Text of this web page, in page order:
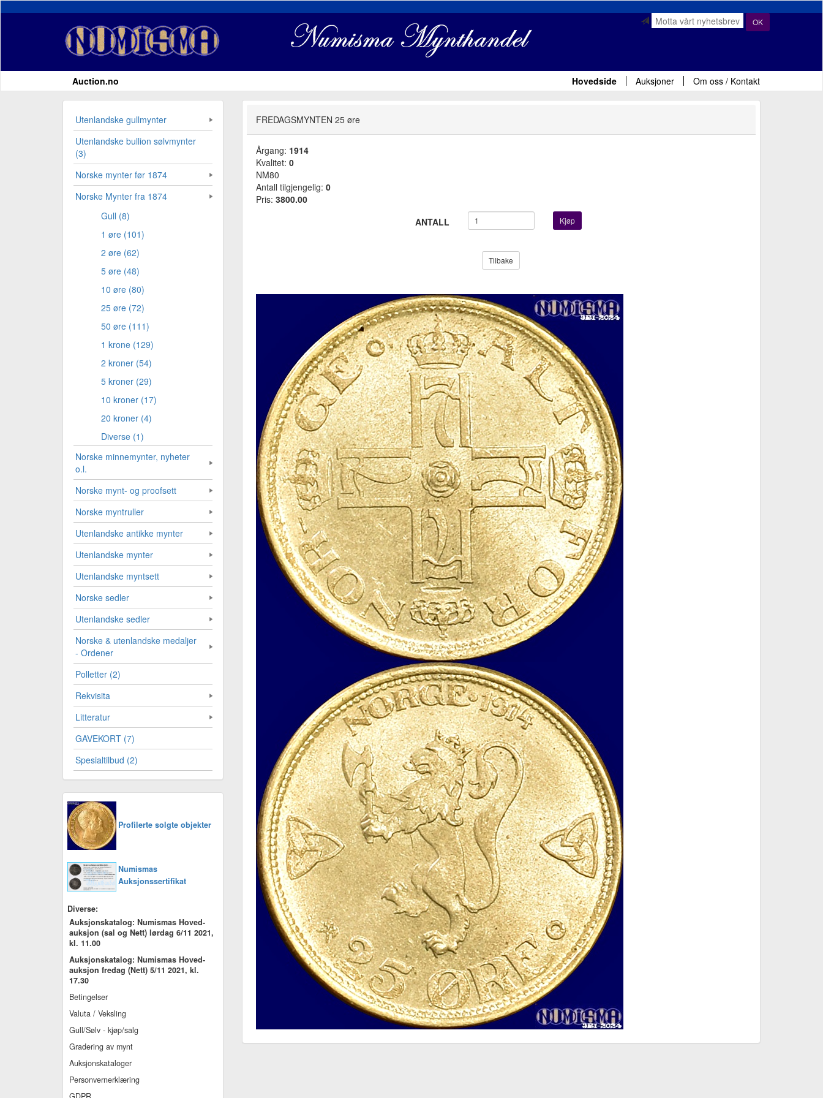
OK
Auction.no Hovedside Auksjoner Om oss / Kontakt
Utenlandske gullmynter
Utenlandske bullion sølvmynter
(3)
Norske mynter før 1874
Norske Mynter fra 1874
Gull (8)
1 øre (101)
2 øre (62)
5 øre (48)
10 øre (80)
25 øre (72)
50 øre (111)
1 krone (129)
2 kroner (54)
5 kroner (29)
10 kroner (17)
20 kroner (4)
Diverse (1)
Norske minnemynter, nyheter
o.l.
Norske mynt- og proofsett
Norske myntruller
Utenlandske antikke mynter
Utenlandske mynter
Utenlandske myntsett
Norske sedler
Utenlandske sedler
Norske & utenlandske medaljer
- Ordener
Polletter (2)
Rekvisita
Litteratur
GAVEKORT (7)
Spesialtilbud (2)
Profilerte solgte objekter
Numismas
Auksjonssertifikat
Diverse:
Auksjonskatalog: Numismas Hoved-
auksjon (sal og Nett) lørdag 6/11 2021,
kl. 11.00
Auksjonskatalog: Numismas Hoved-
auksjon fredag (Nett) 5/11 2021, kl.
17.30
Betingelser
Valuta / Veksling
Gull/Sølv - kjøp/salg
Gradering av mynt
Auksjonskataloger
Personvernerklæring
FREDAGSMYNTEN 25 øre
Årgang: 1914
Kvalitet: 0
NM80
Antall tilgjengelig: 0
Pris: 3800.00
ANTALL
Kjøp
Tilbake